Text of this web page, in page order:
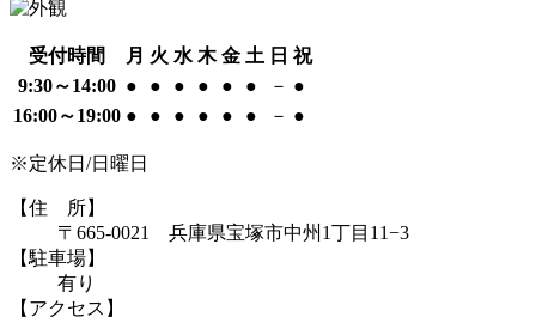
受付時間 月 火 水 木 金 土 日 祝
9:30～14:00 ● ● ● ● ● ● － ●
16:00～19:00 ● ● ● ● ● ● － ●
※定休日/日曜日
【住 所】
〒665-0021 兵庫県宝塚市中州1丁目11−3
【駐車場】
有り
【アクセス】